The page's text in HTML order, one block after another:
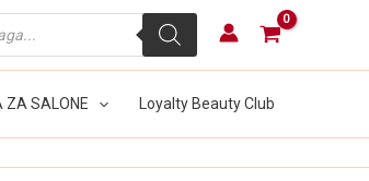
ZA SALONE Loyalty Beauty Club